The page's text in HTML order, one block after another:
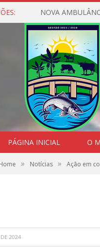
NOVA
PÁGINA INICIAL O
» Notícias » Ação em
2024